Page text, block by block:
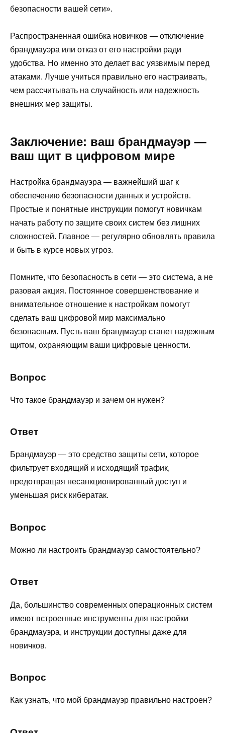
безопасности вашей сети».
Распространенная ошибка новичков — отключение
брандмауэра или отказ от его настройки ради
удобства. Но именно это делает вас уязвимым перед
атаками. Лучше учиться правильно его настраивать,
чем рассчитывать на случайность или надежность
внешних мер защиты.
Заключение: ваш брандмауэр —
ваш щит в цифровом мире
Настройка брандмауэра — важнейший шаг к
обеспечению безопасности данных и устройств.
Простые и понятные инструкции помогут новичкам
начать работу по защите своих систем без лишних
сложностей. Главное — регулярно обновлять правила
и быть в курсе новых угроз.
Помните, что безопасность в сети — это система, а не
разовая акция. Постоянное совершенствование и
внимательное отношение к настройкам помогут
сделать ваш цифровой мир максимально
безопасным. Пусть ваш брандмауэр станет надежным
щитом, охраняющим ваши цифровые ценности.
Вопрос
Что такое брандмауэр и зачем он нужен?
Ответ
Брандмауэр — это средство защиты сети, которое
фильтрует входящий и исходящий трафик,
предотвращая несанкционированный доступ и
уменьшая риск кибератак.
Вопрос
Можно ли настроить брандмауэр самостоятельно?
Ответ
Да, большинство современных операционных систем
имеют встроенные инструменты для настройки
брандмауэра, и инструкции доступны даже для
новичков.
Вопрос
Как узнать, что мой брандмауэр правильно настроен?